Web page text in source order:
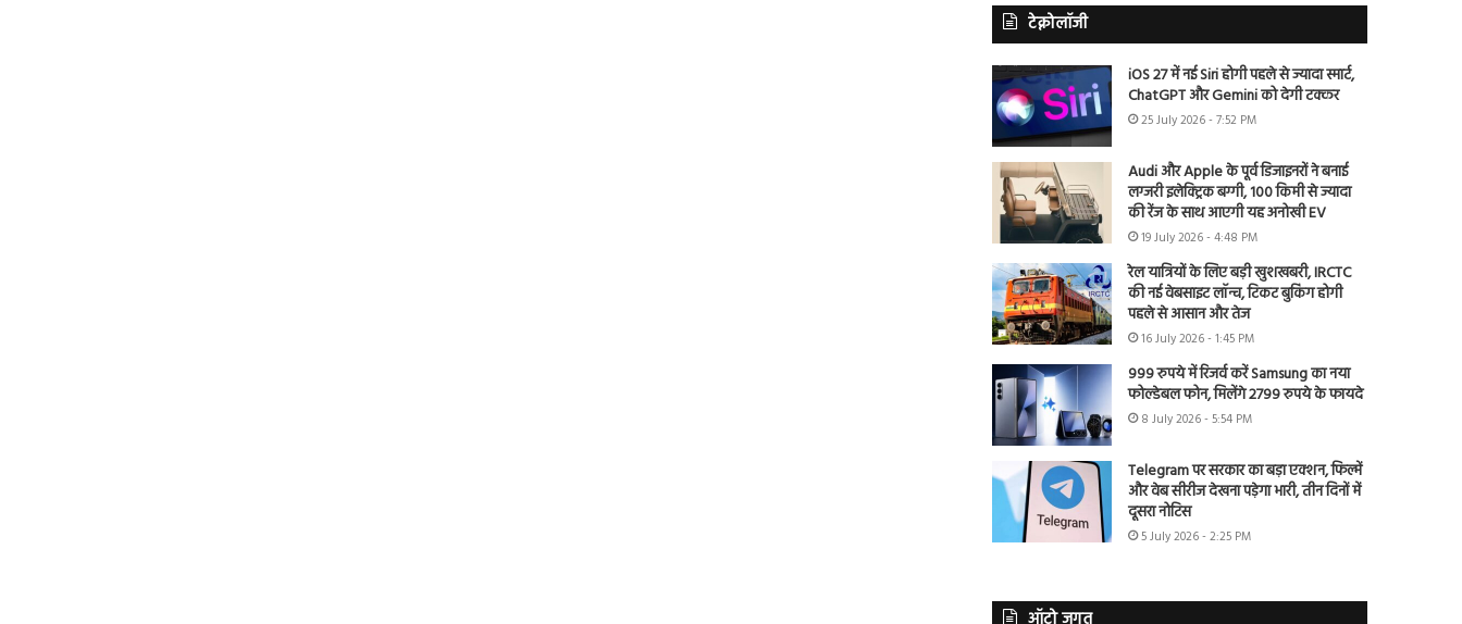
टेक्नोलॉजी
iOS 27 में नई Siri होगी पहले से ज्यादा स्मार्ट,
ChatGPT और Gemini को देगी टक्कर
25 July 2026 - 7:52 PM
Audi और Apple के पूर्व डिजाइनरों ने बनाई
लग्जरी इलेक्ट्रिक बग्गी, 100 किमी से ज्यादा
की रेंज के साथ आएगी यह अनोखी EV
19 July 2026 - 4:48 PM
रेल यात्रियों के लिए बड़ी खुशखबरी, IRCTC
की नई वेबसाइट लॉन्च, टिकट बुकिंग होगी
पहले से आसान और तेज
16 July 2026 - 1:45 PM
999 रुपये में रिजर्व करें Samsung का नया
फोल्डेबल फोन, मिलेंगे 2799 रुपये के फायदे
8 July 2026 - 5:54 PM
Telegram पर सरकार का बड़ा एक्शन, फिल्में
और वेब सीरीज देखना पड़ेगा भारी, तीन दिनों में
दूसरा नोटिस
5 July 2026 - 2:25 PM